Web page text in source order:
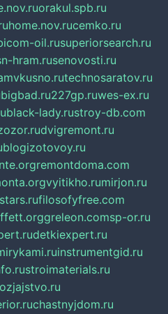
orakul.spb.ru
home.nov.rucemko.ru
oil.rusuperiorsearch.ru
hram.rusenovosti.ru
technosaratov.ru
bigbad.ru227gp.ruwes-ex.ru
black-lady.rustroy-db.com
dvigremont.ru
blogizotovoy.ru
remontdoma.com
vyitikho.rumirjon.ru
filosofyfree.com
greleon.comsp-or.ru
detkiexpert.ru
instrumentgid.ru
stroimaterials.ru
chastnyjdom.ru